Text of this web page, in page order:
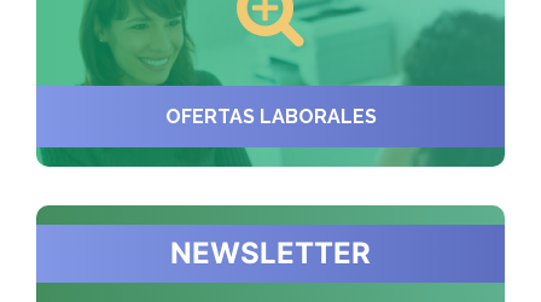
OFERTAS LABORALES
NEWSLETTER